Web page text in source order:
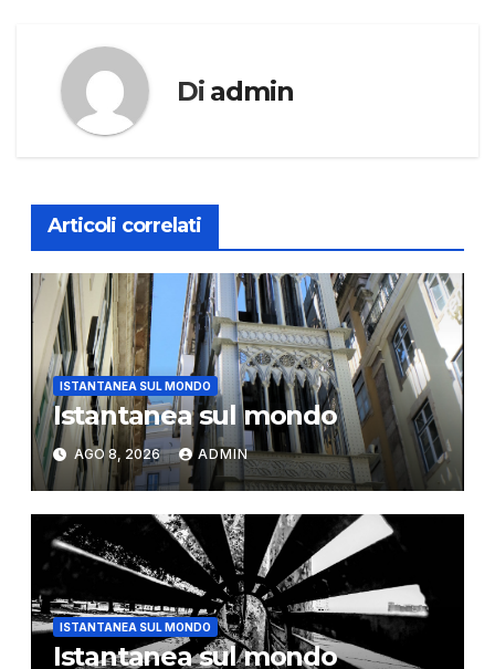
Di admin
Articoli correlati
ISTANTANEA SUL MONDO
Istantanea sul mondo
AGO 8, 2026 ADMIN
ISTANTANEA SUL MONDO
Istantanea sul mondo